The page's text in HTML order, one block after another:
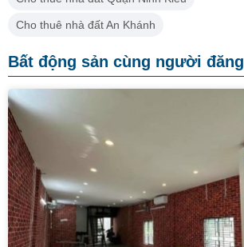
Cho thuê nhà đất An Khánh
Bất động sản cùng người đăng